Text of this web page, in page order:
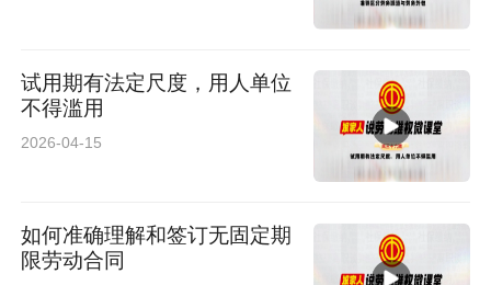
试用期有法定尺度，用人单位
不得滥用
2026-04-15
如何准确理解和签订无固定期
限劳动合同